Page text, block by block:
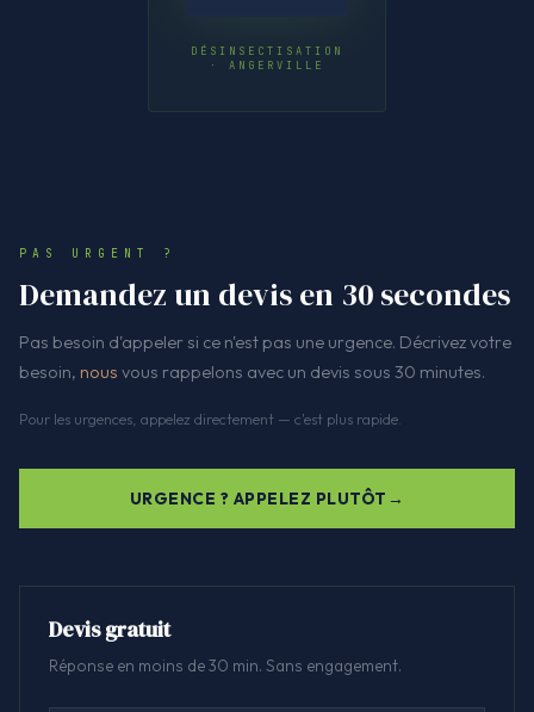
DÉSINSECTISATION
· ANGERVILLE
PAS URGENT ?
Demandez un devis en 30 secondes
Pas besoin d'appeler si ce n'est pas une urgence. Décrivez votre
besoin, nous vous rappelons avec un devis sous 30 minutes.
Pour les urgences, appelez directement — c'est plus rapide.
URGENCE ? APPELEZ PLUTÔT
Devis gratuit
Réponse en moins de 30 min. Sans engagement.